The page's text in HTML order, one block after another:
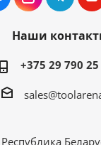
Наши
+375 29 790 25